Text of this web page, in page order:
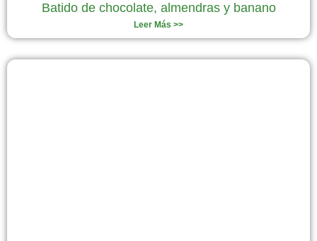
Batido de chocolate, almendras y banano
Leer Más >>